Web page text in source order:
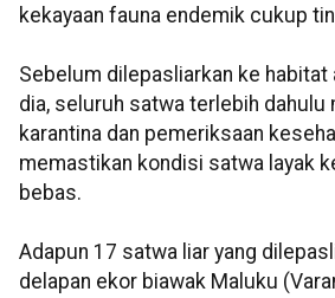
kekayaan fauna endemik cukup
Sebelum dilepasliarkan ke habitat
dia, seluruh satwa terlebih dahulu
karantina dan pemeriksaan
memastikan kondisi satwa layak
bebas.
Adapun 17 satwa liar yang
delapan ekor biawak Maluku